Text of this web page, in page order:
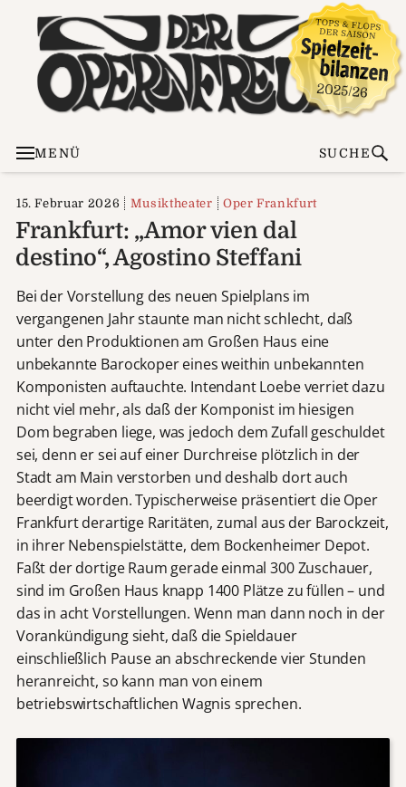
MENÜ SUCHE
15. Februar 2026 Musiktheater Oper Frankfurt
Frankfurt: „Amor vien dal
destino“, Agostino Steffani
Bei der Vorstellung des neuen Spielplans im
vergangenen Jahr staunte man nicht schlecht, daß
unter den Produktionen am Großen Haus eine
unbekannte Barockoper eines weithin unbekannten
Komponisten auftauchte. Intendant Loebe verriet dazu
nicht viel mehr, als daß der Komponist im hiesigen
Dom begraben liege, was jedoch dem Zufall geschuldet
sei, denn er sei auf einer Durchreise plötzlich in der
Stadt am Main verstorben und deshalb dort auch
beerdigt worden. Typischerweise präsentiert die Oper
Frankfurt derartige Raritäten, zumal aus der Barockzeit,
in ihrer Nebenspielstätte, dem Bockenheimer Depot.
Faßt der dortige Raum gerade einmal 300 Zuschauer,
sind im Großen Haus knapp 1400 Plätze zu füllen – und
das in acht Vorstellungen. Wenn man dann noch in der
Vorankündigung sieht, daß die Spieldauer
einschließlich Pause an abschreckende vier Stunden
heranreicht, so kann man von einem
betriebswirtschaftlichen Wagnis sprechen.